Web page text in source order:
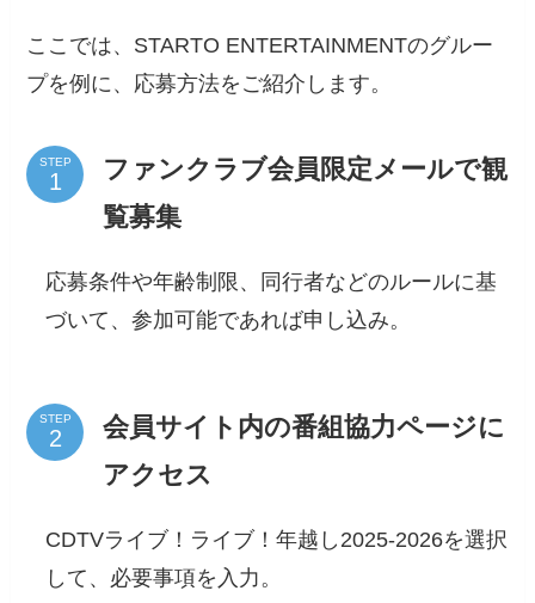
ここでは、STARTO ENTERTAINMENTのグルー
プを例に、応募方法をご紹介します。
STEP
ファンクラブ会員限定メールで観
覧募集
応募条件や年齢制限、同行者などのルールに基
づいて、参加可能であれば申し込み。
STEP
会員サイト内の番組協力ページに
アクセス
CDTVライブ！ライブ！年越し2025-2026を選択
して、必要事項を入力。